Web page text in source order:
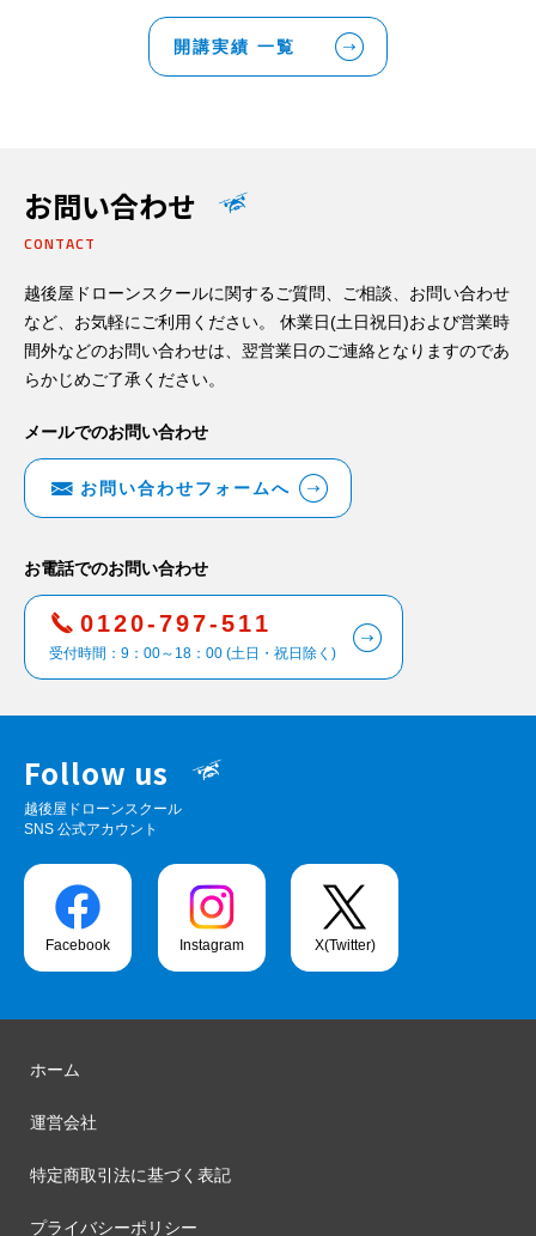
開講実績 一覧
お問い合わせ
CONTACT
越後屋ドローンスクールに関するご質問、ご相談、お問い合わせ
など、お気軽にご利用ください。 休業日(土日祝日)および営業時
間外などのお問い合わせは、翌営業日のご連絡となりますのであ
らかじめご了承ください。
メールでのお問い合わせ
お問い合わせフォームへ
お電話でのお問い合わせ
0120-797-511
受付時間：9：00～18：00 (土日・祝日除く)
Follow us
越後屋ドローンスクール
SNS 公式アカウント
Facebook Instagram X(Twitter)
ホーム
運営会社
特定商取引法に基づく表記
プライバシーポリシー